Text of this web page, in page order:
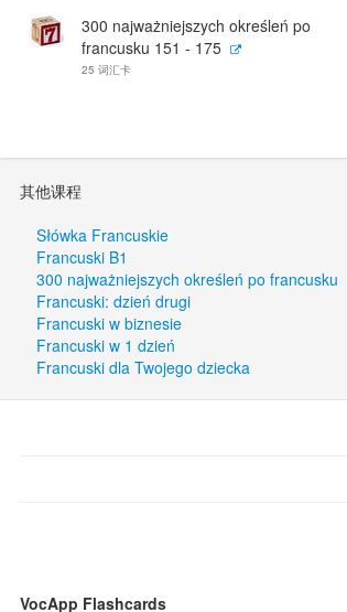
300 najważniejszych określeń po
francusku 151 - 175
25 词汇卡
其他课程
Słówka Francuskie
Francuski B1
300 najważniejszych określeń po francusku
Francuski: dzień drugi
Francuski w biznesie
Francuski w 1 dzień
Francuski dla Twojego dziecka
VocApp Flashcards